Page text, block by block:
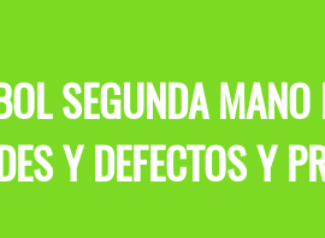
SEGUNDA
Y DEFECTOS Y